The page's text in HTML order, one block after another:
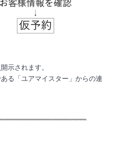
示されます。
る「ユアマイスター」からの連